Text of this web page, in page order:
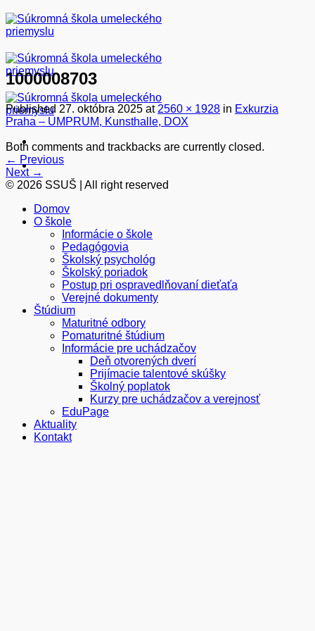
Skip
to
content
1000008703
Published 27. októbra 2025 at 2560 × 1928 in Exkurzia
Praha – UMPRUM, Kunsthalle, DOX
Both comments and trackbacks are currently closed.
← Previous
Next →
© 2026 SSUŠ | All right reserved
Domov
O škole
Informácie o škole
Pedagógovia
Školský psychológ
Školský poriadok
Postup pri ospravedlňovaní dieťaťa
Verejné dokumenty
Štúdium
Maturitné odbory
Pomaturitné štúdium
Informácie pre uchádzačov
Deň otvorených dverí
Prijímacie talentové skúšky
Školný poplatok
Kurzy pre uchádzačov a verejnosť
EduPage
Aktuality
Kontakt